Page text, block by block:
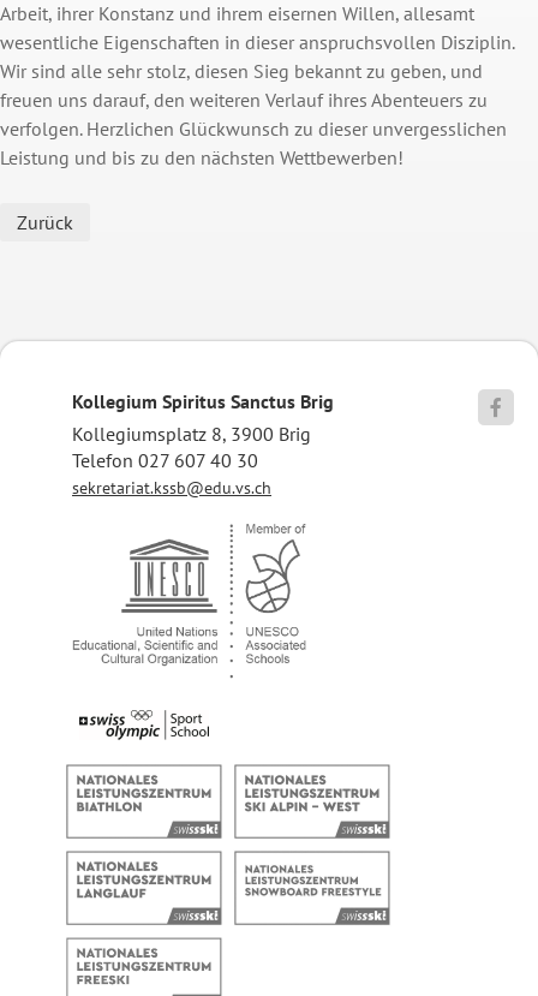
Arbeit, ihrer Konstanz und ihrem eisernen Willen, allesamt
wesentliche Eigenschaften in dieser anspruchsvollen Disziplin.
Wir sind alle sehr stolz, diesen Sieg bekannt zu geben, und
freuen uns darauf, den weiteren Verlauf ihres Abenteuers zu
verfolgen. Herzlichen Glückwunsch zu dieser unvergesslichen
Leistung und bis zu den nächsten Wettbewerben!
Zurück
Kollegium Spiritus Sanctus Brig
Kollegiumsplatz 8, 3900 Brig
Telefon 027 607 40 30
sekretariat.kssb@edu.vs.ch
